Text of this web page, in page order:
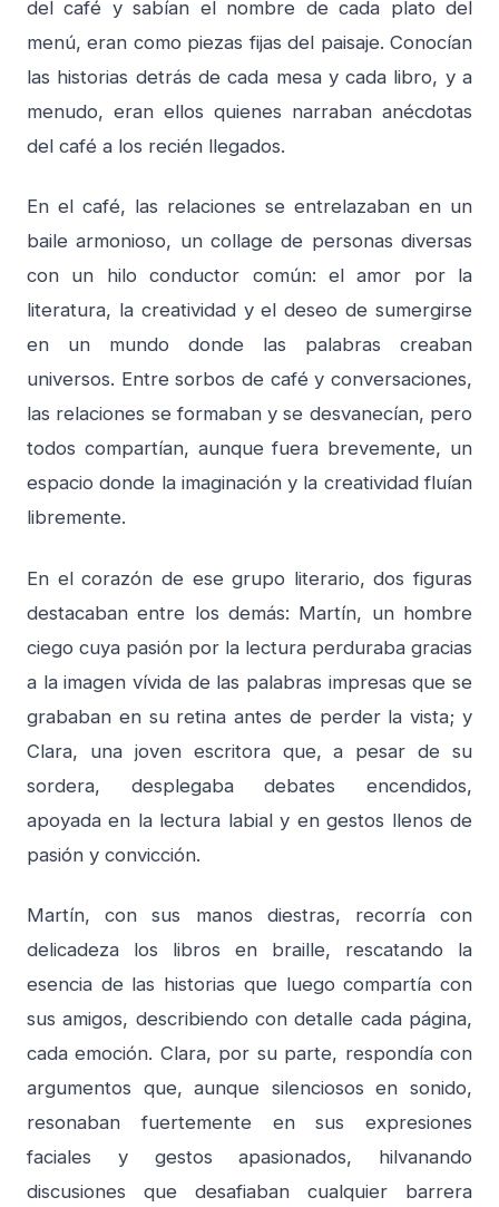
del café y sabían el nombre de cada plato del
menú, eran como piezas fijas del paisaje. Conocían
las historias detrás de cada mesa y cada libro, y a
menudo, eran ellos quienes narraban anécdotas
del café a los recién llegados.
En el café, las relaciones se entrelazaban en un
baile armonioso, un collage de personas diversas
con un hilo conductor común: el amor por la
literatura, la creatividad y el deseo de sumergirse
en un mundo donde las palabras creaban
universos. Entre sorbos de café y conversaciones,
las relaciones se formaban y se desvanecían, pero
todos compartían, aunque fuera brevemente, un
espacio donde la imaginación y la creatividad fluían
libremente.
En el corazón de ese grupo literario, dos figuras
destacaban entre los demás: Martín, un hombre
ciego cuya pasión por la lectura perduraba gracias
a la imagen vívida de las palabras impresas que se
grababan en su retina antes de perder la vista; y
Clara, una joven escritora que, a pesar de su
sordera, desplegaba debates encendidos,
apoyada en la lectura labial y en gestos llenos de
pasión y convicción.
Martín, con sus manos diestras, recorría con
delicadeza los libros en braille, rescatando la
esencia de las historias que luego compartía con
sus amigos, describiendo con detalle cada página,
cada emoción. Clara, por su parte, respondía con
argumentos que, aunque silenciosos en sonido,
resonaban fuertemente en sus expresiones
faciales y gestos apasionados, hilvanando
discusiones que desafiaban cualquier barrera